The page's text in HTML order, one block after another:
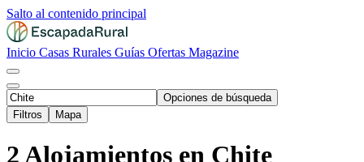
Salto al contenido principal
Inicio Casas Rurales Guías Ofertas Magazine
Opciones de búsqueda
Filtros
Mapa
2 Alojamientos en Chite